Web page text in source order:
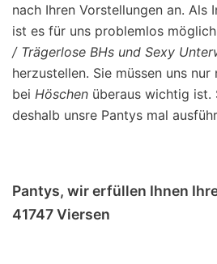
nach Ihren Vorstellungen an. Als
ist es für uns problemlos
/ Trägerlose BHs und Sexy
herzustellen. Sie müssen uns
bei Höschen überaus wichtig ist.
deshalb unsre Pantys mal
Pantys, wir erfüllen Ihnen
41747 Viersen